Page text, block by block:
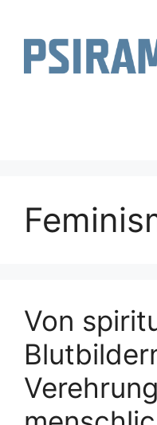
springen
Von
Verehrung